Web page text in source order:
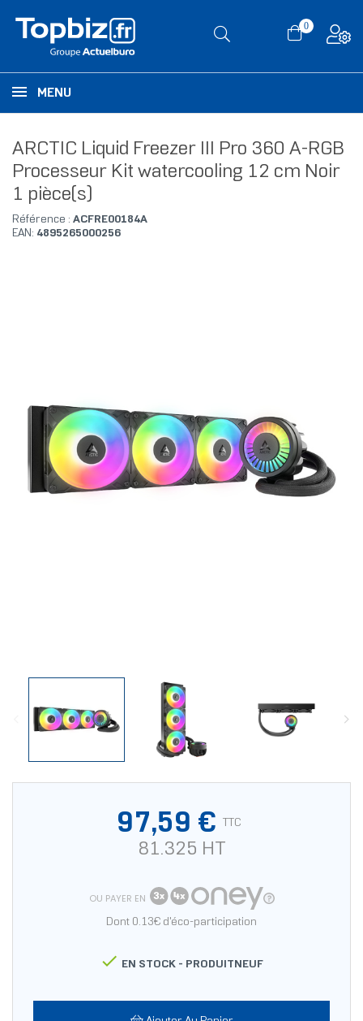
0
MENU
ARCTIC Liquid Freezer III Pro 360 A-RGB
Processeur Kit watercooling 12 cm Noir
1 pièce(s)
Référence : ACFRE00184A
EAN: 4895265000256
97,59 € TTC
81.325 HT
OU PAYER EN
Dont 0.13€ d'éco-participation
 EN STOCK - PRODUITNEUF